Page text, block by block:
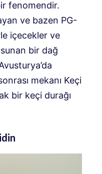
fenomendir.
ve bazen PG-
içecekler ve
bir dağ
mekanı Keçi
bir keçi durağı